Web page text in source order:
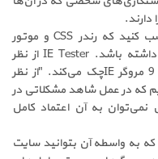
کنید که رندر CSSو موتور
داشته باشد. IE Tester از نظر
IEچک می‌کند. "از نظر
که در عمل شاهد مشکلاتی در
نمی‌توان به آن اعتماد کامل
به واسطه آن بتوانید سایت